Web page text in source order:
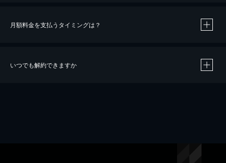
※40％ポイント還元の対象は、クレジットカード決済による作品の購入 / レンタルです。
iOSアプリのUコイン決済による作品の購入 / レンタルは、20％のポイント還元です。
月額料金を支払うタイミングは？
いつでも解約できますか